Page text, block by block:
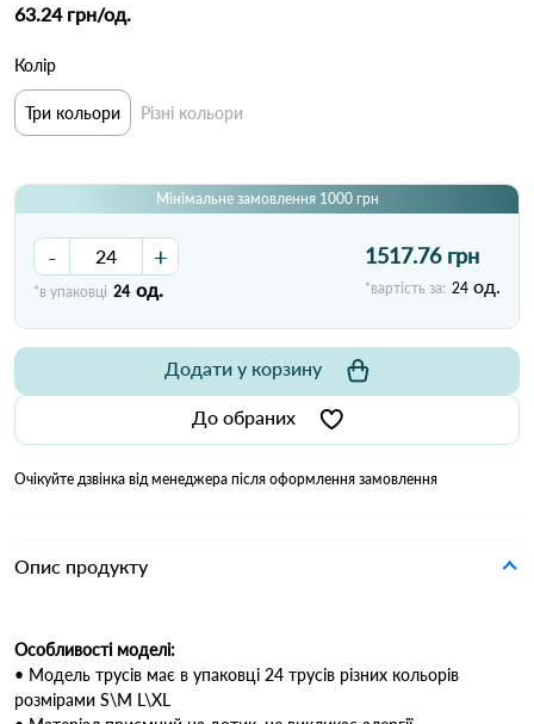
63.24 грн/од.
Колір
Три кольори Різні кольори
Мінімальне замовлення 1000 грн
- +
*в упаковці 24 од.
1517.76 грн
*вартість за: 24 од.
До обраних
Додати у корзину
Очікуйте дзвінка від менеджера після оформлення замовлення
Опис продукту
Особливості моделі:
• Модель трусів має в упаковці 24 трусів різних кольорів
розмірами S\M L\XL